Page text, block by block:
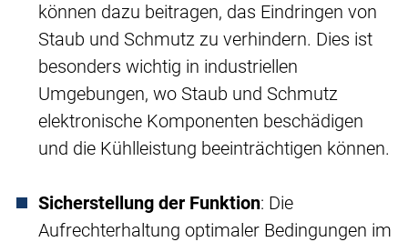
können dazu beitragen, das Eindringen von
Staub und Schmutz zu verhindern. Dies ist
besonders wichtig in industriellen
Umgebungen, wo Staub und Schmutz
elektronische Komponenten beschädigen
und die Kühlleistung beeinträchtigen können.
Sicherstellung der Funktion: Die
Aufrechterhaltung optimaler Bedingungen im